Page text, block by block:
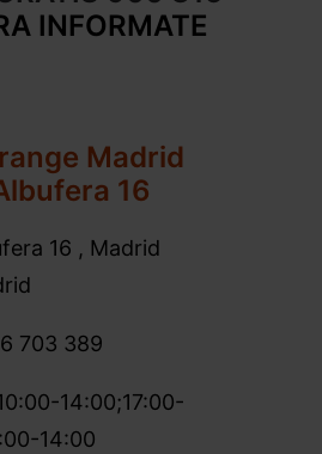
INFORMATE
Madrid
16
16 , Madrid
703 389
14:00;17:00-
14:00